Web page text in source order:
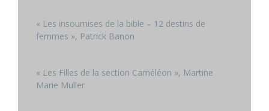
« Les insoumises de la bible – 12 destins de
femmes », Patrick Banon
« Les Filles de la section Caméléon », Martine
Marie Muller